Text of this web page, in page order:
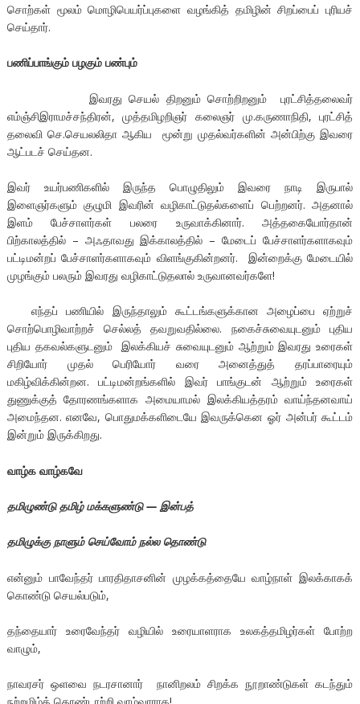
சொற்கள் மூலம் மொழிபெயர்ப்புகளை வழங்கித் தமிழின் சிறப்பைப் புரியச்
செய்தார்.
பணிப்பாங்கும் பழகும் பண்பும்
இவரது செயல் திறனும் சொற்றிறனும் புரட்சித்தலைவர்
எம்ஞ்சிஇராமச்சந்திரன், முத்தமிழறிஞர் கலைஞர் மு.கருணாநிதி, புரட்சித்
தலைவி செ.செயலலிதா ஆகிய மூன்று முதல்வர்களின் அன்பிற்கு இவரை
ஆட்படச் செய்தன.
இவர் உயர்பணிகளில் இருந்த பொழுதிலும் இவரை நாடி இருபால்
இளைஞர்களும் குழுமி இவரின் வழிகாட்டுதல்களைப் பெற்றனர். அதனால்
இளம் பேச்சாளர்கள் பலரை உருவாக்கினார். அத்தகையோர்தான்
பிற்காலத்தில் – அஃதாவது இக்காலத்தில் – மேடைப் பேச்சாளர்களாகவும்
பட்டிமன்றப் பேச்சாளர்களாகவும் விளங்குகின்றனர். இன்றைக்கு மேடையில்
முழங்கும் பலரும் இவரது வழிகாட்டுதலால் உருவானவர்களே!
எந்தப் பணியில் இருந்தாலும் கூட்டங்களுக்கான அழைப்பை ஏற்றுச்
சொற்பொழிவாற்றச் செல்லத் தவறுவதில்லை. நகைச்சுவையுடனும் புதிய
புதிய தகவல்களுடனும் இலக்கியச் சுவையுடனும் ஆற்றும் இவரது உரைகள்
சிறியோர் முதல் பெரியோர் வரை அனைத்துத் தரப்பாரையும்
மகிழ்விக்கின்றன. பட்டிமன்றங்களில் இவர் பாங்குடன் ஆற்றும் உரைகள்
துணுக்குத் தோரணங்களாக அமையாமல் இலக்கியத்தரம் வாய்ந்தனவாய்
அமைந்தன. எனவே, பொதுமக்களிடையே இவருக்கென ஓர் அன்பர் கூட்டம்
இன்றும் இருக்கிறது.
வாழ்க வாழ்கவே
தமிழுண்டு தமிழ் மக்களுண்டு — இன்பத்
தமிழுக்கு நாளும் செய்வோம் நல்ல தொண்டு
என்னும் பாவேந்தர் பாரதிதாசனின் முழக்கத்தையே வாழ்நாள் இலக்காகக்
கொண்டு செயல்படும்,
தந்தையார் உரைவேந்தர் வழியில் உரையாளராக உலகத்தமிழர்கள் போற்ற
வாழும்,
நாவரசர் ஒளவை நடரசானார் நானிறலம் சிறக்க நூறாண்டுகள் கடந்தும்